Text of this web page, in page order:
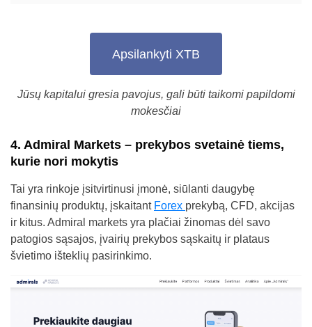
Apsilankyti XTB
Jūsų kapitalui gresia pavojus, gali būti taikomi papildomi
mokesčiai
4. Admiral Markets – prekybos svetainė tiems,
kurie nori mokytis
Tai yra rinkoje įsitvirtinusi įmonė, siūlanti daugybę
finansinių produktų, įskaitant Forex prekybą, CFD, akcijas
ir kitus. Admiral markets yra plačiai žinomas dėl savo
patogios sąsajos, įvairių prekybos sąskaitų ir plataus
švietimo išteklių pasirinkimo.